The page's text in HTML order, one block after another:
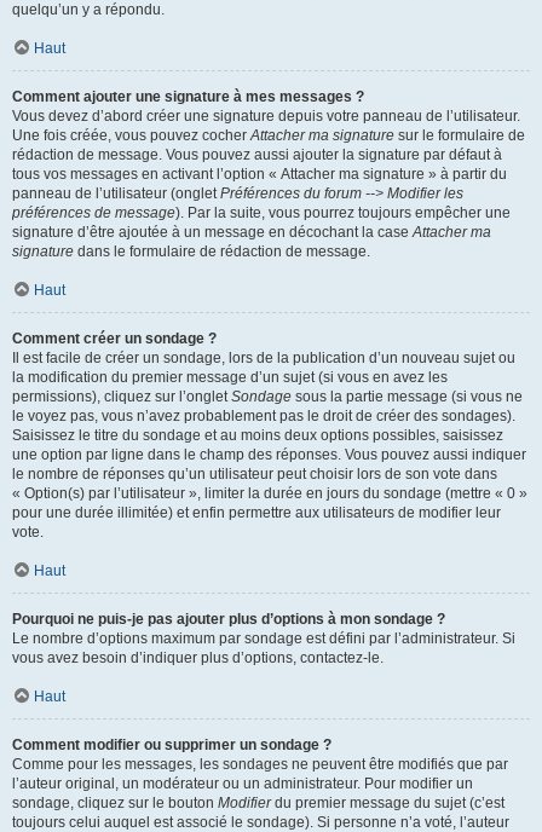
quelqu’un y a répondu.
Haut
Comment ajouter une signature à mes messages ?
Vous devez d’abord créer une signature depuis votre panneau de l’utilisateur.
Une fois créée, vous pouvez cocherAttacher ma signature sur le formulaire de
rédaction de message. Vous pouvez aussi ajouter la signature par défaut à
tous vos messages en activant l’option « Attacher ma signature » à partir du
panneau de l’utilisateur (ongletPréférences du forum --> Modifier les
préférences de message). Par la suite, vous pourrez toujours empêcher une
signature d’être ajoutée à un message en décochant la caseAttacher ma
signature dans le formulaire de rédaction de message.
Haut
Comment créer un sondage ?
Il est facile de créer un sondage, lors de la publication d’un nouveau sujet ou
la modification du premier message d’un sujet (si vous en avez les
permissions), cliquez sur l’ongletSondage sous la partie message (si vous ne
le voyez pas, vous n’avez probablement pas le droit de créer des sondages).
Saisissez le titre du sondage et au moins deux options possibles, saisissez
une option par ligne dans le champ des réponses. Vous pouvez aussi indiquer
le nombre de réponses qu’un utilisateur peut choisir lors de son vote dans
« Option(s) par l’utilisateur », limiter la durée en jours du sondage (mettre « 0 »
pour une durée illimitée) et enfin permettre aux utilisateurs de modifier leur
vote.
Haut
Pourquoi ne puis-je pas ajouter plus d’options à mon sondage ?
Le nombre d’options maximum par sondage est défini par l’administrateur. Si
vous avez besoin d’indiquer plus d’options, contactez-le.
Haut
Comment modifier ou supprimer un sondage ?
Comme pour les messages, les sondages ne peuvent être modifiés que par
l’auteur original, un modérateur ou un administrateur. Pour modifier un
sondage, cliquez sur le bouton Modifierdu premier message du sujet (c’est
toujours celui auquel est associé le sondage). Si personne n’a voté, l’auteur